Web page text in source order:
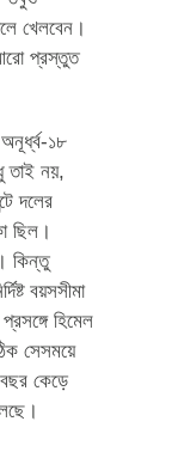
খেলবেন।
প্রস্তুত
১৮
তাই নয়,
দলের
ছিল।
কিন্তু
বয়সসীমা
হিমেল
সেসময়ে
কেড়ে